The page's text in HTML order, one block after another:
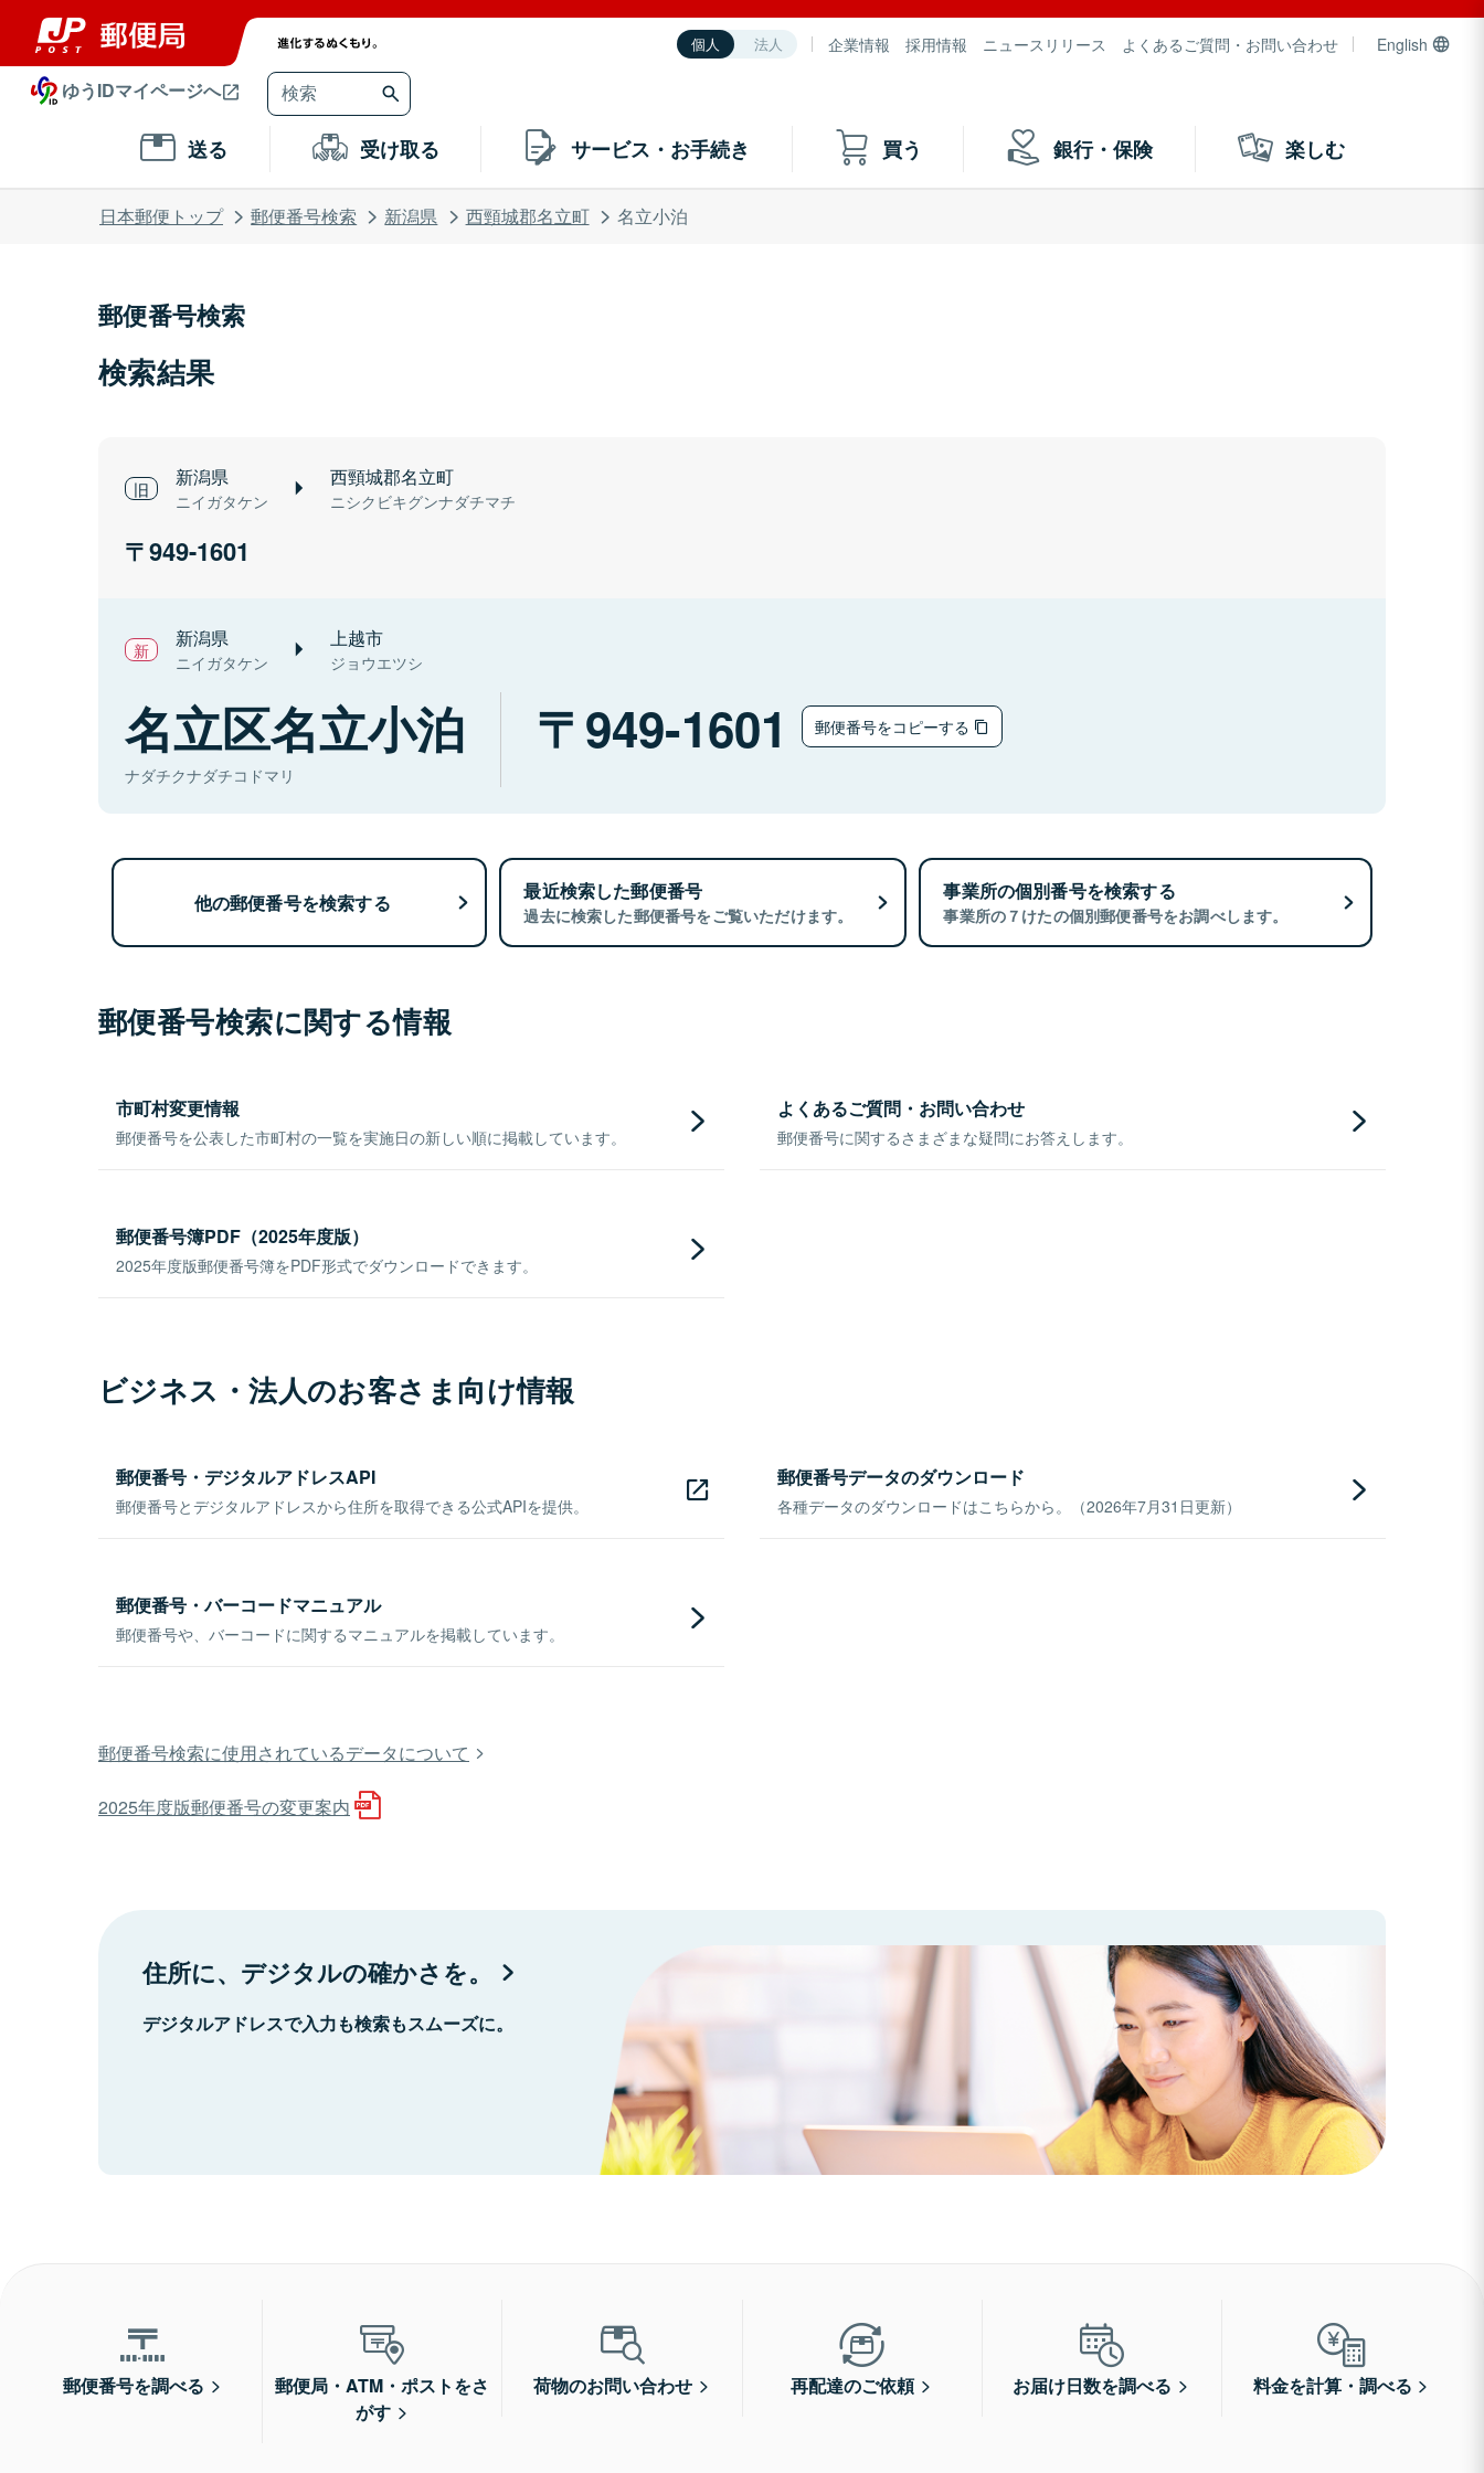
個人 法人 企業情報 採用情報 ニュースリリース よくあるご質問・お問い合わせ English
ゆうIDマイページへ
送る 受け取る サービス・お手続き 買う 銀行・保険 楽しむ
日本郵便トップ 郵便番号検索 新潟県 西頸城郡名立町 名立小泊
郵便番号検索
検索結果
新潟県
ニイガタケン
西頸城郡名立町
ニシクビキグンナダチマチ
949-1601
新潟県
ニイガタケン
上越市
ジョウエツシ
名立区名立小泊
ナダチクナダチコドマリ
949-1601 郵便番号をコピーする
他の郵便番号を検索する 最近検索した郵便番号
過去に検索した郵便番号をご覧いただけます。
事業所の個別番号を検索する
事業所の７けたの個別郵便番号をお調べします。
郵便番号検索に関する情報
市町村変更情報
郵便番号を公表した市町村の一覧を実施日の新しい順に掲載しています。
よくあるご質問・お問い合わせ
郵便番号に関するさまざまな疑問にお答えします。
郵便番号簿PDF（2025年度版）
2025年度版郵便番号簿をPDF形式でダウンロードできます。
ビジネス・法人のお客さま向け情報
郵便番号・デジタルアドレスAPI
郵便番号とデジタルアドレスから住所を取得できる公式APIを提供。
郵便番号データのダウンロード
各種データのダウンロードはこちらから。（2026年7月31日更新）
郵便番号・バーコードマニュアル
郵便番号や、バーコードに関するマニュアルを掲載しています。
郵便番号検索に使用されているデータについて
2025年度版郵便番号の変更案内
住所に、デジタルの確かさを。
デジタルアドレスで入力も検索もスムーズに。
郵便番号を調べる
郵便局・ATM・ポストをさ
がす
荷物のお問い合わせ 再配達のご依頼 お届け日数を調べる 料金を計算・調べる